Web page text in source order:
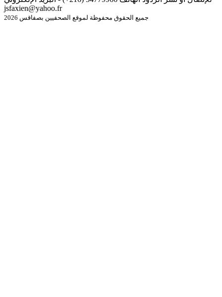
jsfaxien@yahoo.fr
جميع الحقوق محفوظة لموقع الصحفيين بصفاقس 2026